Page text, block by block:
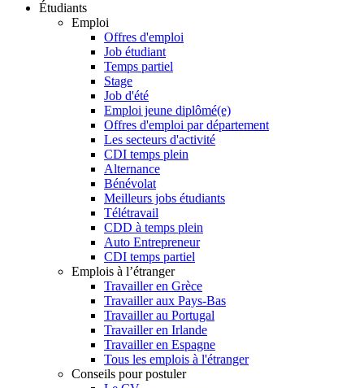
Étudiants
Emploi
Offres d'emploi
Job étudiant
Temps partiel
Stage
Job d'été
Emploi jeune diplômé(e)
Offres d'emploi par département
Les secteurs d'activité
CDI temps plein
Alternance
Bénévolat
Meilleurs jobs étudiants
Télétravail
CDD à temps plein
Auto Entrepreneur
CDI temps partiel
Emplois à l’étranger
Travailler en Grèce
Travailler aux Pays-Bas
Travailler au Portugal
Travailler en Irlande
Travailler en Espagne
Tous les emplois à l'étranger
Conseils pour postuler